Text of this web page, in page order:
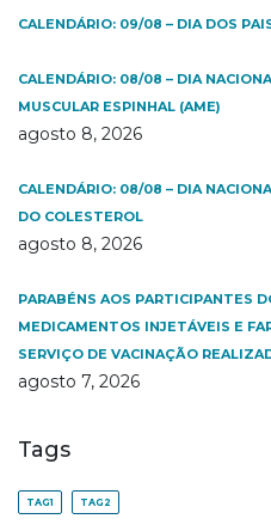
CALENDÁRIO: 09/08 – DIA DOS
CALENDÁRIO: 08/08 – DIA
MUSCULAR ESPINHAL (AME)
agosto 8, 2026
CALENDÁRIO: 08/08 – DIA
DO COLESTEROL
agosto 8, 2026
PARABÉNS AOS PARTICIPANTES
MEDICAMENTOS INJETÁVEIS E
SERVIÇO DE VACINAÇÃO
agosto 7, 2026
Tags
TAG1 TAG2